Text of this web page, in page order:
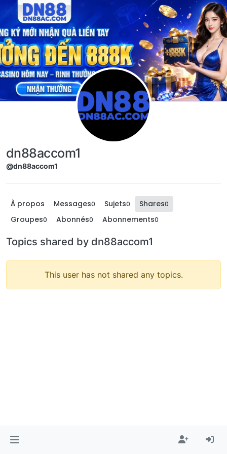
Aller directement au contenu
dn88accom1
@dn88accom1
À propos Messages0 Sujets0 Shares0
Groupes0 Abonnés0 Abonnements0
Topics shared by dn88accom1
This user has not shared any topics.